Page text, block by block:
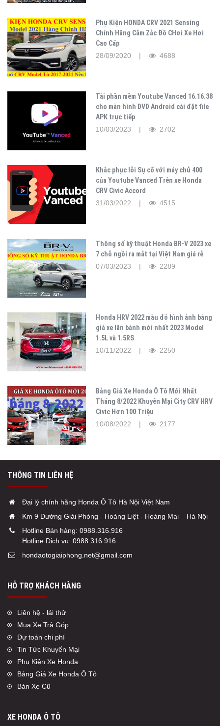
Phụ Kiện HONDA CRV 2021 Sensing
Chính Hãng Cắm Zắc Đồ CHơi Xe Hơi
Cao Cấp
28/09/2020 |
4688
Tải phần mềm Youtube Vanced 16.16.38
cho màn hình DVD Android cài đặt file
APK trực tiếp
10/03/2023 |
2702
Khắc phục lỗi Sự cố với máy chủ 400
của Youtube Vanced Trên xe Honda
CRV Civic Accord
31/03/2022 |
4515
Thông số kỹ thuật Honda BR-V 2023 xe
7 chỗ ngồi ra mắt tại Việt Nam giá rẻ
07/03/2023 |
2289
Honda HRV 2022 màu đỏ hình ảnh bảng
giá xe lăn bánh mới nhất 2023 Model
1.5L và 1.5RS
10/11/2022 |
2250
Bảng Giá Xe Honda Ô Tô Mới Nhất
Tháng 8/2022 Khuyến Mại City CRV HRV
Civic Hơn 100 Triệu
10/08/2022 |
2177
THÔNG TIN LIÊN HỆ
Đại lý chính hãng Honda Ô Tô Hà Nội Việt Nam
Km 9 Đường Giải Phóng - Hoàng Liệt - Hoàng Mai – Hà Nội
Hotline Bán hàng: 0988.316.916
Hotline Dịch vụ: 0988.316.916
hondaotogiaiphong.net@gmail.com
HỖ TRỢ KHÁCH HÀNG
Liên hệ - lái thử
Mua Xe Trả Góp
Dự toán chi phí
Tin Tức Khuyến Mại
Phụ Kiện Xe Honda
Bảng Giá Xe Honda Ô Tô
Bán Xe Cũ
XE HONDA Ô TÔ